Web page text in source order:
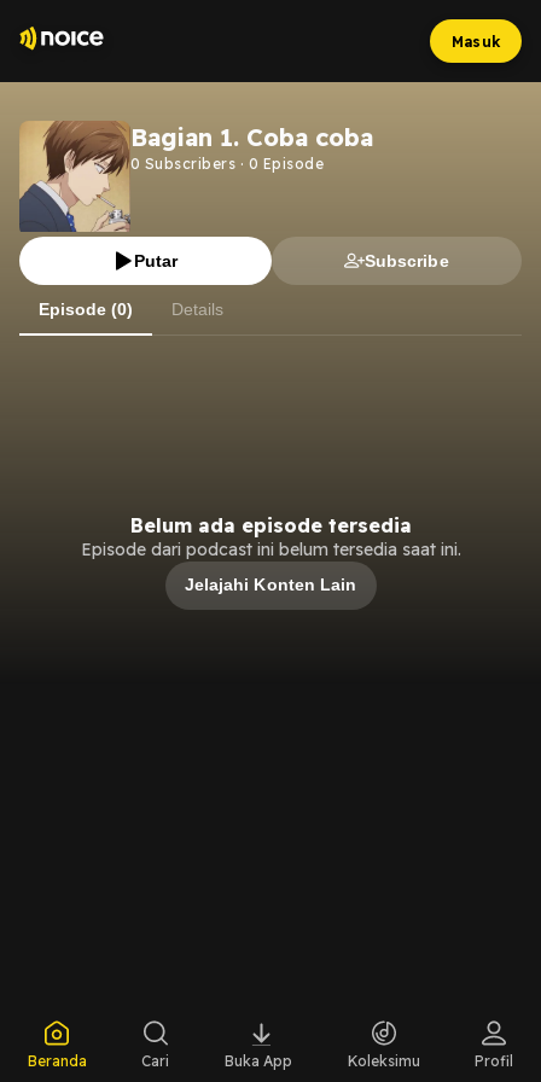
Masuk
Bagian 1. Coba coba
0 Subscribers · 0 Episode
Putar Subscribe
Episode (0) Details
Belum ada episode tersedia
Episode dari podcast ini belum tersedia saat ini.
Jelajahi Konten Lain
Beranda Cari Buka App Koleksimu Profil